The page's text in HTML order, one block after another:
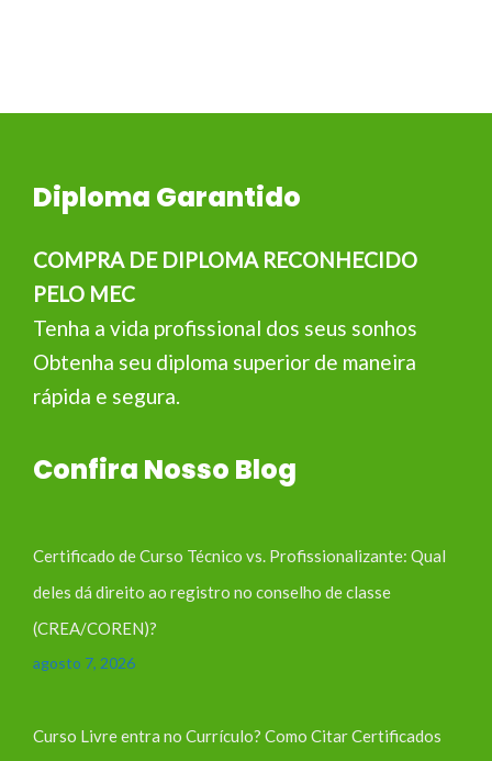
Diploma Garantido
COMPRA DE DIPLOMA RECONHECIDO
PELO MEC
Tenha a vida profissional dos seus sonhos
Obtenha seu diploma superior de maneira
rápida e segura.
Confira Nosso Blog
Certificado de Curso Técnico vs. Profissionalizante: Qual
deles dá direito ao registro no conselho de classe
(CREA/COREN)?
agosto 7, 2026
Curso Livre entra no Currículo? Como Citar Certificados